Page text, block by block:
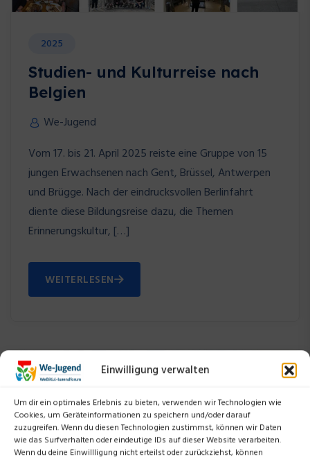
Einwilligung verwalten
Um dir ein optimales Erlebnis zu bieten, verwenden wir Technologien wie
Cookies, um Geräteinformationen zu speichern und/oder darauf
zuzugreifen. Wenn du diesen Technologien zustimmst, können wir Daten
wie das Surfverhalten oder eindeutige IDs auf dieser Website verarbeiten.
Wenn du deine Einwillligung nicht erteilst oder zurückziehst, können
2025
Studien- und Kulturreise nach
Belgien
We-Jugend
Vom 17. bis 21. April 2025 reiste eine Gruppe von 15
jungen Erwachsenen nach Gent, Brüssel, Antwerpen
und Brügge. Nach der eindrucksvollen Berlinfahrt
diente diese Bildungsreise dazu, die Themen
Erinnerungskultur, […]
WEITERLESEN
2025